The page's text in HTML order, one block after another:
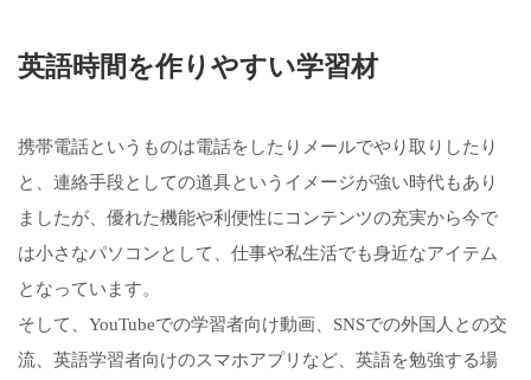
英語時間を作りやすい学習材
携帯電話というものは電話をしたりメールでやり取りしたり
と、連絡手段としての道具というイメージが強い時代もあり
ましたが、優れた機能や利便性にコンテンツの充実から今で
は小さなパソコンとして、仕事や私生活でも身近なアイテム
となっています。
そして、YouTubeでの学習者向け動画、SNSでの外国人との交
流、英語学習者向けのスマホアプリなど、英語を勉強する場